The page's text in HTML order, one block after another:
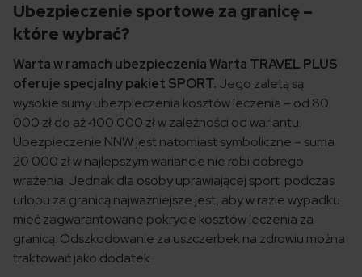
Ubezpieczenie sportowe za granicę –
które wybrać?
Warta w ramach ubezpieczenia Warta TRAVEL PLUS
oferuje specjalny pakiet SPORT. Jego zaletą są
wysokie sumy ubezpieczenia kosztów leczenia – od 80
000 zł do aż 400 000 zł w zależności od wariantu.
Ubezpieczenie NNW jest natomiast symboliczne – suma
20 000 zł w najlepszym wariancie nie robi dobrego
wrażenia. Jednak dla osoby uprawiającej sport podczas
urlopu za granicą najważniejsze jest, aby w razie wypadku
mieć zagwarantowane pokrycie kosztów leczenia za
granicą. Odszkodowanie za uszczerbek na zdrowiu można
traktować jako dodatek.